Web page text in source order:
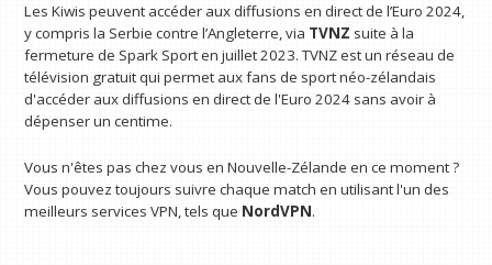
Les Kiwis peuvent accéder aux diffusions en direct de l’Euro 2024,
y compris la Serbie contre l’Angleterre, via TVNZ suite à la
fermeture de Spark Sport en juillet 2023. TVNZ est un réseau de
télévision gratuit qui permet aux fans de sport néo-zélandais
d'accéder aux diffusions en direct de l'Euro 2024 sans avoir à
dépenser un centime.
Vous n'êtes pas chez vous en Nouvelle-Zélande en ce moment ?
Vous pouvez toujours suivre chaque match en utilisant l'un des
meilleurs services VPN, tels que NordVPN.